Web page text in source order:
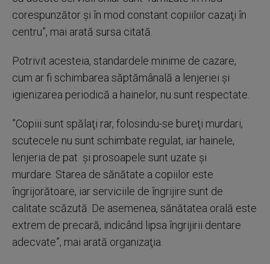
corespunzător şi în mod constant copiilor cazaţi în
centru”, mai arată sursa citată.
Potrivit acesteia, standardele minime de cazare,
cum ar fi schimbarea săptămânală a lenjeriei şi
igienizarea periodică a hainelor, nu sunt respectate.
”Copiii sunt spălaţi rar, folosindu-se bureţi murdari,
scutecele nu sunt schimbate regulat, iar hainele,
lenjeria de pat şi prosoapele sunt uzate şi
murdare. Starea de sănătate a copiilor este
îngrijorătoare, iar serviciile de îngrijire sunt de
calitate scăzută. De asemenea, sănătatea orală este
extrem de precară, indicând lipsa îngrijirii dentare
adecvate”, mai arată organizaţia.